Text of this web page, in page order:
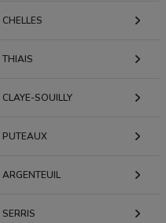
CHELLES
THIAIS
CLAYE-SOUILLY
PUTEAUX
ARGENTEUIL
SERRIS